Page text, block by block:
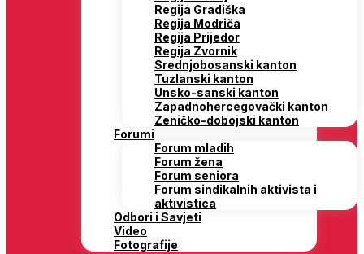
Regija Gradiška
Regija Modriča
Regija Prijedor
Regija Zvornik
Srednjobosanski kanton
Tuzlanski kanton
Unsko-sanski kanton
Zapadnohercegovački kanton
Zeničko-dobojski kanton
Forumi
Forum mladih
Forum žena
Forum seniora
Forum sindikalnih aktivista i
aktivistica
Odbori i Savjeti
Video
Fotografije